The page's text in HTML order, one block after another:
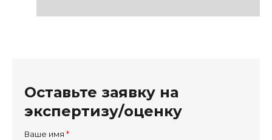
Оставьте заявку на
экспертизу/оценку
Ваше имя